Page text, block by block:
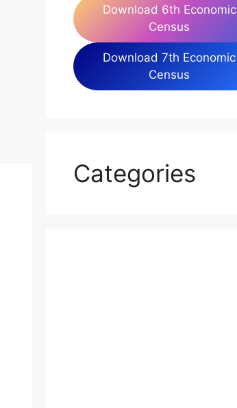
Download 6th Economic
Census
Download 7th Economic
Census
Categories